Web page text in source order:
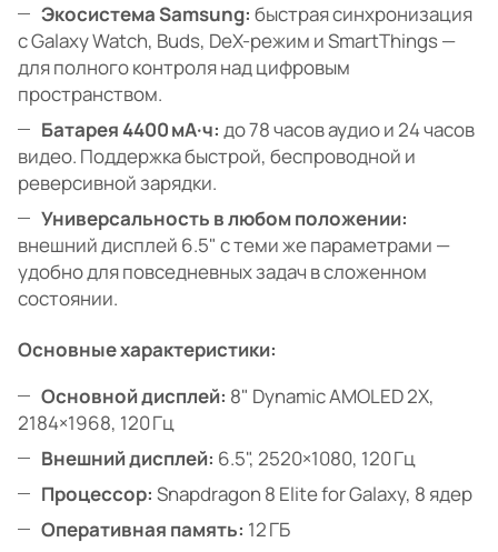
Экосистема Samsung: быстрая синхронизация
с Galaxy Watch, Buds, DeX-режим и SmartThings —
для полного контроля над цифровым
пространством.
Батарея 4400 мА·ч: до 78 часов аудио и 24 часов
видео. Поддержка быстрой, беспроводной и
реверсивной зарядки.
Универсальность в любом положении:
внешний дисплей 6.5" с теми же параметрами —
удобно для повседневных задач в сложенном
состоянии.
Основные характеристики:
Основной дисплей: 8" Dynamic AMOLED 2X,
2184×1968, 120 Гц
Внешний дисплей: 6.5", 2520×1080, 120 Гц
Процессор: Snapdragon 8 Elite for Galaxy, 8 ядер
Оперативная память: 12 ГБ